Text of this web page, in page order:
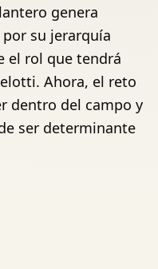
genera
su jerarquía
el rol que tendrá
Ahora, el reto
dentro del campo y
ser determinante